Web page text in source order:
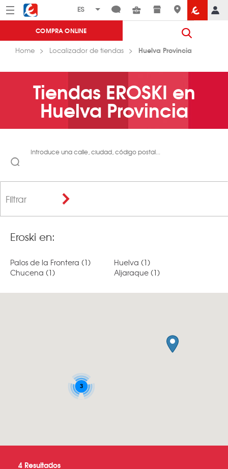
Menú Eroski
COMPRA ONLINE
Home Localizador de tiendas Huelva Provincia
Tiendas EROSKI en
Huelva Provincia
Introduce una calle, ciudad, código postal...
Eroski en:
Palos de la Frontera (1) Huelva (1)
Chucena (1) Aljaraque (1)
3
4Resultados